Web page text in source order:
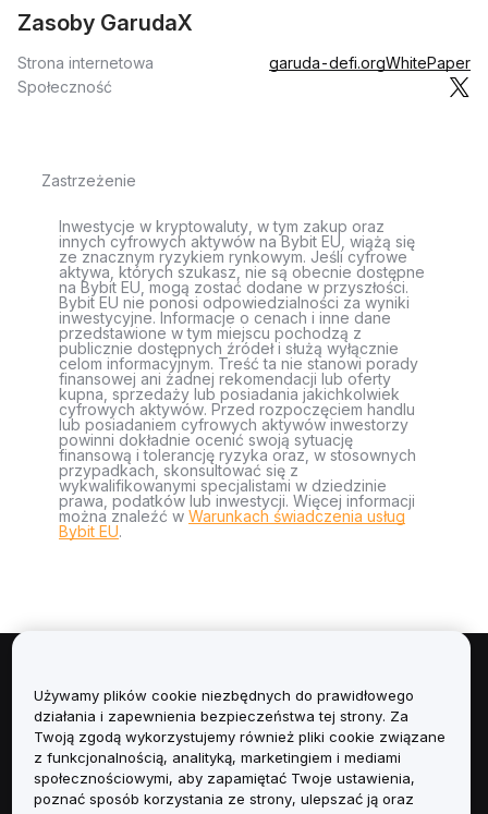
Zasoby GarudaX
Strona internetowa garuda-defi.orgWhitePaper
Społeczność
Zastrzeżenie
Inwestycje w kryptowaluty, w tym zakup oraz
innych cyfrowych aktywów na Bybit EU, wiążą się
ze znacznym ryzykiem rynkowym. Jeśli cyfrowe
aktywa, których szukasz, nie są obecnie dostępne
na Bybit EU, mogą zostać dodane w przyszłości.
Bybit EU nie ponosi odpowiedzialności za wyniki
inwestycyjne. Informacje o cenach i inne dane
przedstawione w tym miejscu pochodzą z
publicznie dostępnych źródeł i służą wyłącznie
celom informacyjnym. Treść ta nie stanowi porady
finansowej ani żadnej rekomendacji lub oferty
kupna, sprzedaży lub posiadania jakichkolwiek
cyfrowych aktywów. Przed rozpoczęciem handlu
lub posiadaniem cyfrowych aktywów inwestorzy
powinni dokładnie ocenić swoją sytuację
finansową i tolerancję ryzyka oraz, w stosownych
przypadkach, skonsultować się z
wykwalifikowanymi specjalistami w dziedzinie
prawa, podatków lub inwestycji. Więcej informacji
można znaleźć w Warunkach świadczenia usług
Bybit EU.
Informacje
Usługi
Obsługa Klienta
Używamy plików cookie niezbędnych do prawidłowego
działania i zapewnienia bezpieczeństwa tej strony. Za
Twoją zgodą wykorzystujemy również pliki cookie związane
z funkcjonalnością, analityką, marketingiem i mediami
społecznościowymi, aby zapamiętać Twoje ustawienia,
poznać sposób korzystania ze strony, ulepszać ją oraz